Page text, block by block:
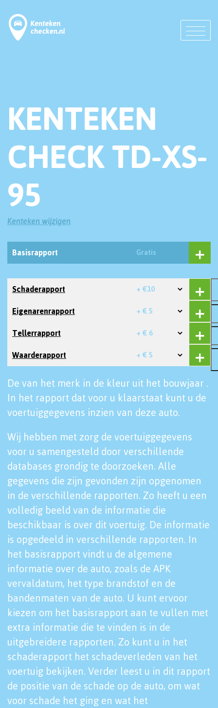
KENTEKEN
CHECK TD-XS-
95
Kenteken wijzigen
Basisrapport Gratis
Schaderapport + €10
Eigenarenrapport + € 5
Tellerrapport + € 6
Waarderapport + € 5
De van het merk in de kleur uit het bouwjaar .
In het rapport dat voor u klaarstaat kunt u de
voertuiggegevens inzien van deze auto.
Wij hebben met zorg de voertuiggegevens
voor u samengesteld door verschillende
databases grondig te doorzoeken. Alle
gegevens die zijn gevonden zijn opgenomen
in de verschillende rapporten. Zo heeft u een
volledig beeld van de informatie die
beschikbaar is over dit voertuig. De informatie
is opgedeeld in verschillende rapporten. In
het basisrapport vindt u de algemene
informatie over de auto, zoals de APK
vervaldatum, het type brandstof en de
bandenmaten van de auto. U kunt ervoor
kiezen om het basisrapport aan te vullen met
extra informatie die te vinden is in de
uitgebreidere rapporten. Zo kunt u in het
schaderapport het schadeverleden van het
voertuig bekijken. Verder leest u in dit rapport
de positie van de schade op de auto, om wat
voor schade het ging en wat het